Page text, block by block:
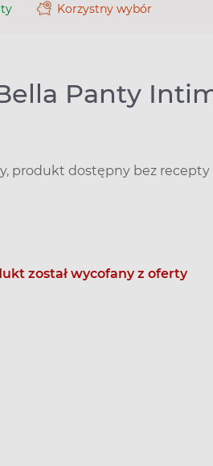
Korzystny wybór
Panty
produkt dostępny bez recepty
został wycofany z oferty